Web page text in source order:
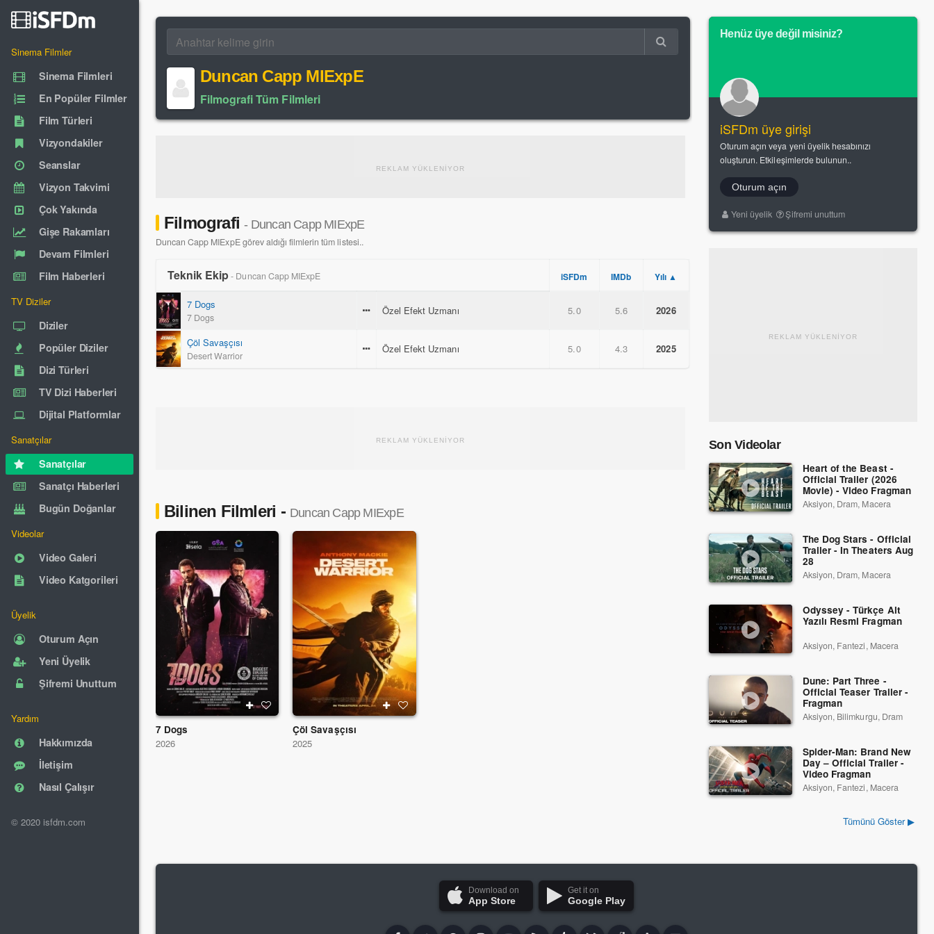
Sinema Filmler
Sinema Filmleri
En Popüler Filmler
Film Türleri
Vizyondakiler
Seanslar
Vizyon Takvimi
Çok Yakında
Gişe Rakamları
Devam Filmleri
Film Haberleri
TV Diziler
Diziler
Popüler Diziler
Dizi Türleri
TV Dizi Haberleri
Dijital Platformlar
Sanatçılar
Sanatçılar
Sanatçı Haberleri
Bugün Doğanlar
Videolar
Video Galeri
Video Katgorileri
Üyelik
Oturum Açın
Yeni Üyelik
Şifremi Unuttum
Yardım
Hakkımızda
İletişim
Nasıl Çalışır
© 2020 isfdm.com
Duncan Capp MIExpE
Filmografi Tüm Filmleri
REKLAM YÜKLENİYOR
Filmografi- Duncan Capp MIExpE
Duncan Capp MIExpE görev aldığı filmlerin tüm listesi..
Teknik Ekip- Duncan Capp MIExpE iSFDm IMDb Yılı ▲
7 Dogs
7 Dogs
Özel Efekt Uzmanı 5.0 5.6 2026
Çöl Savaşçısı
Desert Warrior
Özel Efekt Uzmanı 5.0 4.3 2025
REKLAM YÜKLENİYOR
Bilinen Filmleri - Duncan Capp MIExpE
7 Dogs
2026
Çöl Savaşçısı
2025
Henüz üye değil misiniz?
iSFDm üye girişi
Oturum açın veya yeni üyelik hesabınızı
oluşturun. Etkileşimlerde bulunun..
Oturum açın
Yeni üyelik Şifremi unuttum
REKLAM YÜKLENİYOR
Son Videolar
Heart of the Beast -
Official Trailer (2026
Movie) - Video Fragman
Aksiyon, Dram, Macera
The Dog Stars - Official
Trailer - In Theaters Aug
28
Aksiyon, Dram, Macera
Odyssey - Türkçe Alt
Yazılı Resmi Fragman
Aksiyon, Fantezi, Macera
Dune: Part Three -
Official Teaser Trailer -
Fragman
Aksiyon, Bilimkurgu, Dram
Spider-Man: Brand New
Day – Official Trailer -
Video Fragman
Aksiyon, Fantezi, Macera
Tümünü Göster ▶
Download on
App Store
Get it on
Google Play